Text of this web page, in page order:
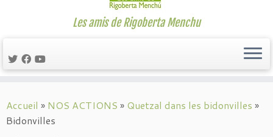
au
contenu
Les amis de Rigoberta Menchu
Accueil » NOS ACTIONS » Quetzal dans les bidonvilles »
Bidonvilles